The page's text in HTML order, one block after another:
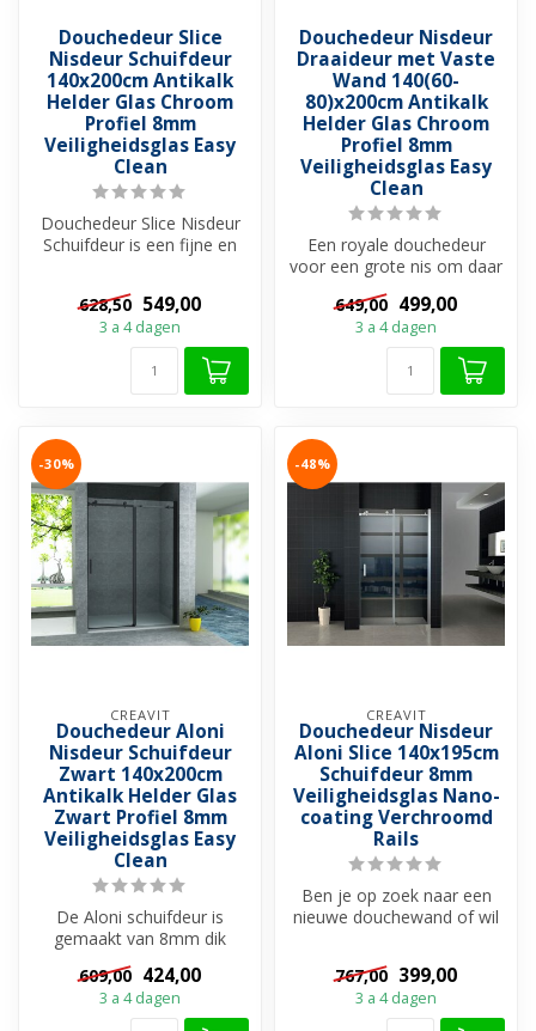
Douchedeur Slice
Nisdeur Schuifdeur
140x200cm Antikalk
Helder Glas Chroom
Profiel 8mm
Veiligheidsglas Easy
Clean
Douchedeur Slice Nisdeur
Schuifdeur is een fijne en
waarmee u v...
628,50 549,00
3 a 4 dagen
Douchedeur Nisdeur
Draaideur met Vaste
Wand 140(60-
80)x200cm Antikalk
Helder Glas Chroom
Profiel 8mm
Veiligheidsglas Easy
Clean
Een royale douchedeur
voor een grote nis om daar
de douche op een mooie
manier i...
649,00 499,00
3 a 4 dagen
-30%
CREAVIT
Douchedeur Aloni
Nisdeur Schuifdeur
Zwart 140x200cm
Antikalk Helder Glas
Zwart Profiel 8mm
Veiligheidsglas Easy
Clean
De Aloni schuifdeur is
gemaakt van 8mm dik
laag. D...
609,00 424,00
3 a 4 dagen
-48%
CREAVIT
Douchedeur Nisdeur
Aloni Slice 140x195cm
Schuifdeur 8mm
Veiligheidsglas Nano-
coating Verchroomd
Rails
Ben je op zoek naar een
nieuwe douchewand of wil
767,00 399,00
3 a 4 dagen